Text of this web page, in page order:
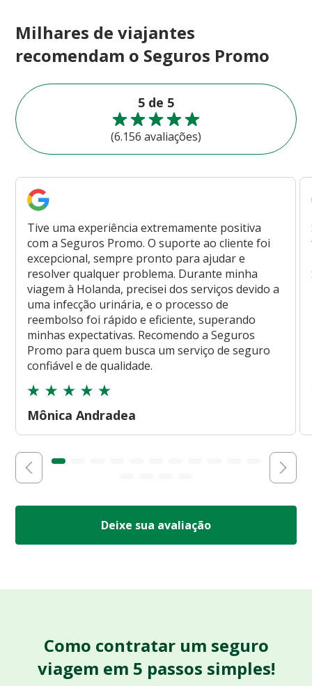
Milhares de viajantes
recomendam o Seguros Promo
5 de 5
(6.156 avaliações)
Tive uma experiência extremamente positiva
com a Seguros Promo. O suporte ao cliente foi
excepcional, sempre pronto para ajudar e
resolver qualquer problema. Durante minha
viagem à Holanda, precisei dos serviços devido a
uma infecção urinária, e o processo de
reembolso foi rápido e eficiente, superando
minhas expectativas. Recomendo a Seguros
Promo para quem busca um serviço de seguro
confiável e de qualidade.
Mônica Andradea
Deixe sua avaliação
Como contratar um seguro
viagem em 5 passos simples!